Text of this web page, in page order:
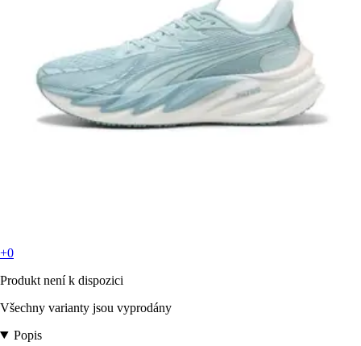
+0
Produkt není k dispozici
Všechny varianty jsou vyprodány
Popis